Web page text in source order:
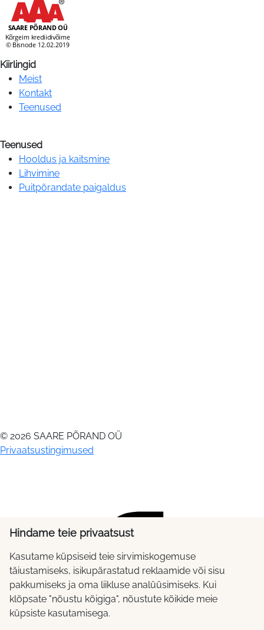
Kiirlingid
Meist
Kontakt
Teenused
Teenused
Hooldus ja kaitsmine
Lihvimine
Puitpõrandate paigaldus
© 2026 SAARE PÕRAND OÜ
Privaatsustingimused
Hindame teie privaatsust
Kasutame küpsiseid teie sirvimiskogemuse
täiustamiseks, isikupärastatud reklaamide või sisu
pakkumiseks ja oma liikluse analüüsimiseks. Kui
klõpsate "nõustu kõigiga", nõustute kõikide meie
küpsiste kasutamisega.